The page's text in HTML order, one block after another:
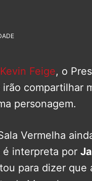
Kevin Feige, o
compartilhar
personagem.
Vermelha
é interpreta por
para dizer que